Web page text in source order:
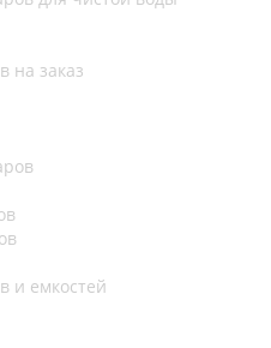
на заказ
и емкостей